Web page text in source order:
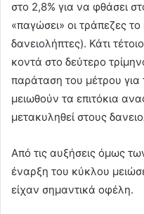
στο 2,8% για να φθάσει
«παγώσει» οι τράπεζες το
δανειολήπτες). Κάτι
κοντά στο δεύτερο
παράταση του μέτρου για
μειωθούν τα επιτόκια
μετακυληθεί στους
Από τις αυξήσεις όμως
έναρξη του κύκλου
είχαν σημαντικά οφέλη.